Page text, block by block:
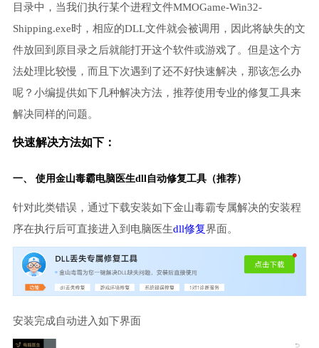
目录中，当我们执行某个进程文件MMOGame-Win32-
Shipping.exe时，相应的DLL文件就会被调用，因此将缺失的文
件放回到原目录之后就能打开这个软件或游戏了。但是这个方
法处理比较慢，而且下次遇到了还不好快速解决，那该怎么办
呢？小编提供如下几种解决方法，推荐使用专业的修复工具来
解决同样的问题。
快速解决方法如下：
一、 使用金山毒霸电脑医生dll自动修复工具（推荐）
针对此类错误，通过下载安装如下金山毒霸专属解决的安装程
序在执行后可直接进入到电脑医生dll修复界面。
安装完成自动进入如下界面